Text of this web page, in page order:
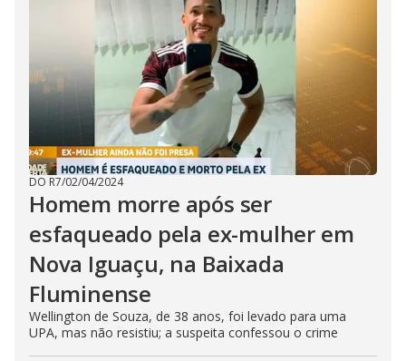
DO R7/02/04/2024
Homem morre após ser
esfaqueado pela ex-mulher em
Nova Iguaçu, na Baixada
Fluminense
Wellington de Souza, de 38 anos, foi levado para uma
UPA, mas não resistiu; a suspeita confessou o crime